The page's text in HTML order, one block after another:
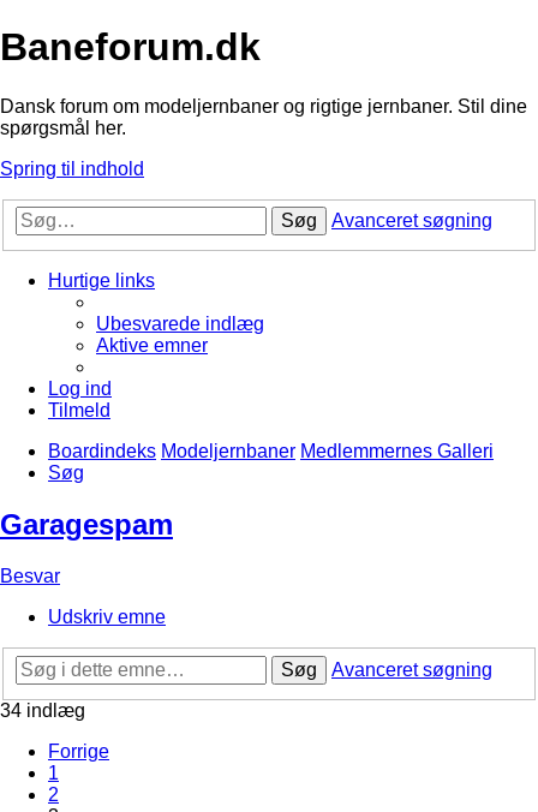
Baneforum.dk
Dansk forum om modeljernbaner og rigtige jernbaner. Stil dine
spørgsmål her.
Spring til indhold
Søg Avanceret søgning
Hurtige links
Ubesvarede indlæg
Aktive emner
Log ind
Tilmeld
Boardindeks Modeljernbaner Medlemmernes Galleri
Søg
Garagespam
Besvar
Udskriv emne
Søg
Avanceret søgning
34 indlæg
Forrige
1
2